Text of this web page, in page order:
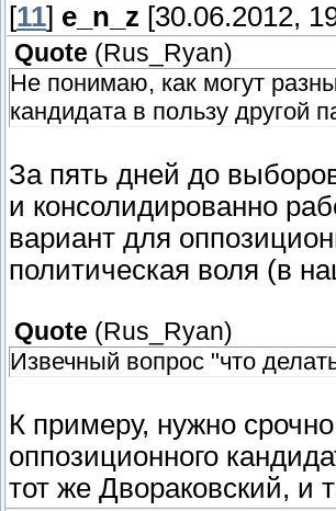
[11] e_n_z [30.06.2012,
Quote ( Rus_Ryan)
Не понимаю, как могут
кандидата в пользу другой
За пять дней до
и консолидированно
вариант для
политическая воля (в
Quote ( Rus_Ryan)
Извечный вопрос "что
К примеру, нужно
оппозиционного
тот же Двораковский, и